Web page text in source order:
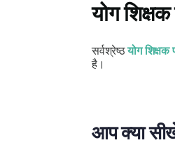
योग
सर्वश्रेष्ठयोग शिक्षक
है।
आप क्या